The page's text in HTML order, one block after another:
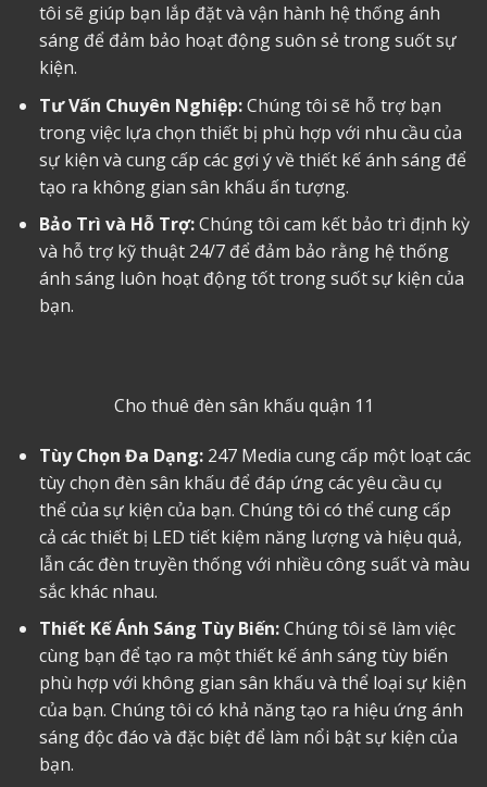
tôi sẽ giúp bạn lắp đặt và vận hành hệ thống ánh
sáng để đảm bảo hoạt động suôn sẻ trong suốt sự
kiện.
Tư Vấn Chuyên Nghiệp:Chúng tôi sẽ hỗ trợ bạn
trong việc lựa chọn thiết bị phù hợp với nhu cầu của
sự kiện và cung cấp các gợi ý về thiết kế ánh sáng để
tạo ra không gian sân khấu ấn tượng.
Bảo Trì và Hỗ Trợ:Chúng tôi cam kết bảo trì định kỳ
và hỗ trợ kỹ thuật 24/7 để đảm bảo rằng hệ thống
ánh sáng luôn hoạt động tốt trong suốt sự kiện của
bạn.
Cho thuê đèn sân khấu quận 11
Tùy Chọn Đa Dạng:247 Media cung cấp một loạt các
tùy chọn đèn sân khấu để đáp ứng các yêu cầu cụ
thể của sự kiện của bạn. Chúng tôi có thể cung cấp
cả các thiết bị LED tiết kiệm năng lượng và hiệu quả,
lẫn các đèn truyền thống với nhiều công suất và màu
sắc khác nhau.
Thiết Kế Ánh Sáng Tùy Biến:Chúng tôi sẽ làm việc
cùng bạn để tạo ra một thiết kế ánh sáng tùy biến
phù hợp với không gian sân khấu và thể loại sự kiện
của bạn. Chúng tôi có khả năng tạo ra hiệu ứng ánh
sáng độc đáo và đặc biệt để làm nổi bật sự kiện của
bạn.